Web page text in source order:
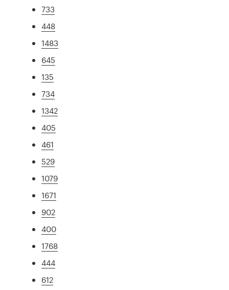
733
448
1483
645
135
734
1342
405
461
529
1079
1671
902
400
1768
444
612